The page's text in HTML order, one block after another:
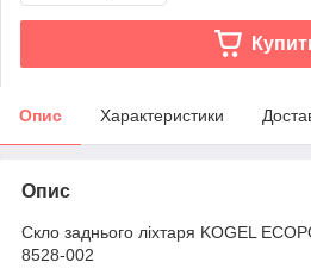
Опис Характеристики
Опис
Скло заднього ліхтаря KOGEL
8528-002